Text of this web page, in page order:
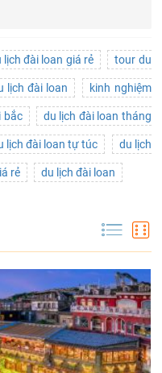
lịch đài loan giá rẻ tour du
lịch đài loan kinh nghiệm
bắc du lịch đài loan tháng
lịch đài loan tự túc du lịch
rẻ du lịch đài loan